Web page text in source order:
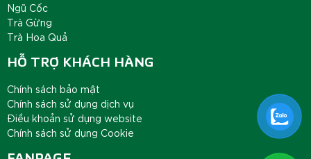
Ngũ Cốc
Trà Gừng
Trà Hoa Quả
HỖ TRỢ KHÁCH HÀNG
Chính sách bảo mật
Chính sách sử dụng dịch vụ
Điều khoản sử dụng website
Chính sách sử dụng Cookie